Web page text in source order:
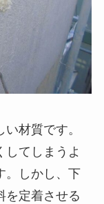
材質です。
してしまうよ
。しかし、下
を定着させる